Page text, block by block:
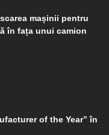
mașinii pentru
în fața unui camion
of the Year” în